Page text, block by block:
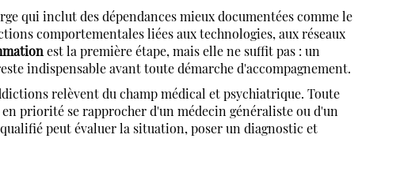
qui inclut des dépendances mieux documentées comme le
comportementales liées aux technologies, aux réseaux
est la première étape, mais elle ne suffit pas : un
indispensable avant toute démarche d'accompagnement.
relèvent du champ médical et psychiatrique. Toute
priorité se rapprocher d'un médecin généraliste ou d'un
peut évaluer la situation, poser un diagnostic et